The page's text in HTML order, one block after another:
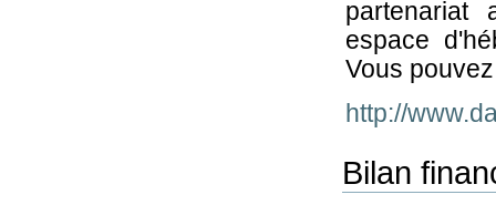
partenariat
espace
Vous
http://
Bilan